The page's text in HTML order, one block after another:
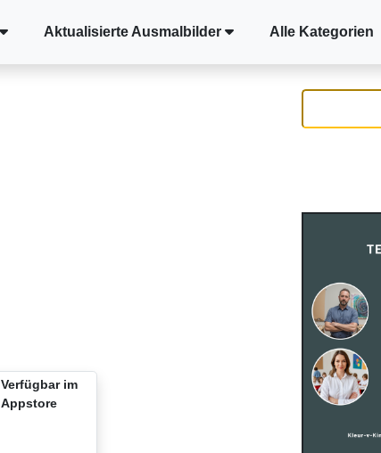
Aktualisierte Ausmalbilder Alle Kategorien
Verfügbar im
Appstore